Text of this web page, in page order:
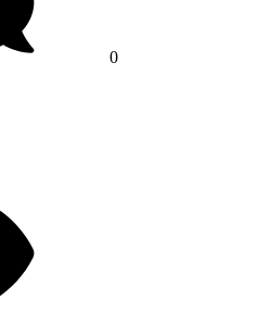
0